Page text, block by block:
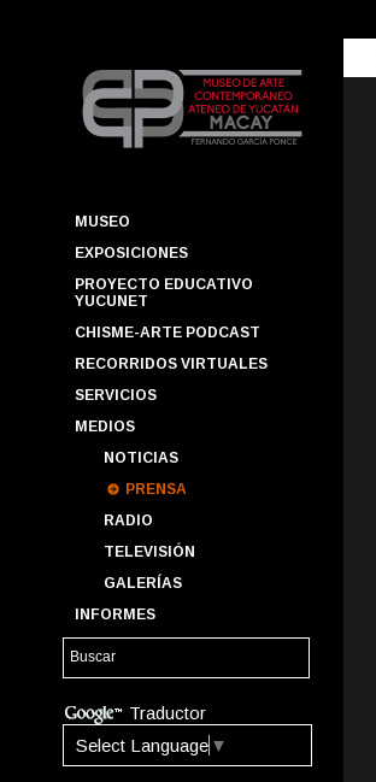
MUSEO
EXPOSICIONES
PROYECTO EDUCATIVO
YUCUNET
CHISME-ARTE PODCAST
RECORRIDOS VIRTUALES
SERVICIOS
MEDIOS
NOTICIAS
PRENSA
RADIO
TELEVISIÓN
GALERÍAS
INFORMES
Traductor
Select Language ▼